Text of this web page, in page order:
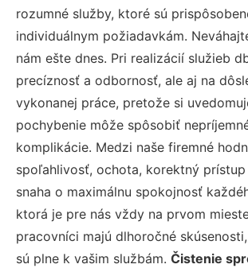
rozumné služby, ktoré sú
individuálnym požiadavkám.
nám ešte dnes. Pri realizácií služieb
precíznosť a odbornosť, ale aj na
vykonanej práce, pretože si
pochybenie môže spôsobiť
komplikácie. Medzi naše firemné
spoľahlivosť, ochota, korektný prístup
snaha o maximálnu spokojnosť
ktorá je pre nás vždy na prvom
pracovníci majú dlhoročné
sú plne k vašim službám. Čistenie